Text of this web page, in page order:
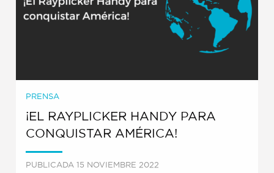
PRENSA
¡EL RAYPLICKER HANDY PARA
CONQUISTAR AMÉRICA!
PUBLICADA 15 NOVIEMBRE 2022